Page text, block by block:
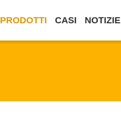
PRODOTTI CASI NOTIZIE